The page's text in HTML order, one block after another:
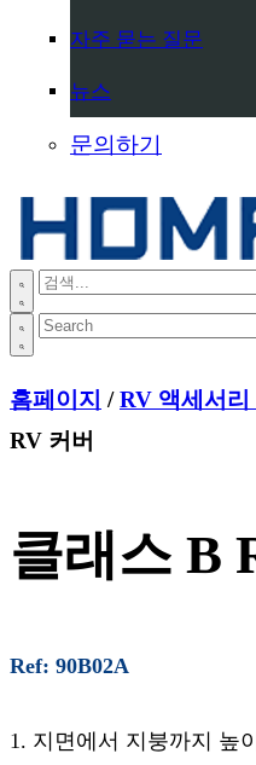
자주 묻는 질문
뉴스
문의하기
홈페이지 /RV 액세서리
RV 커버
클래스 B
Ref: 90B02A
1. 지면에서 지붕까지 높